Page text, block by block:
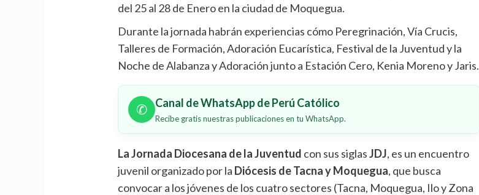
del 25 al 28 de Enero en la ciudad de Moquegua.
Durante la jornada habrán experiencias cómo Peregrinación, Vía Crucis,
Talleres de Formación, Adoración Eucarística, Festival de la Juventud y la
Noche de Alabanza y Adoración junto a Estación Cero, Kenia Moreno y Jaris.
✆ Canal de WhatsApp de Perú Católico
Recibe gratis nuestras publicaciones en tu WhatsApp.
La Jornada Diocesana de la Juventud con sus siglasJDJ, es un encuentro
juvenil organizado por la Diócesis de Tacna y Moquegua, que busca
convocar a los jóvenes de los cuatro sectores (Tacna, Moquegua, Ilo y Zona